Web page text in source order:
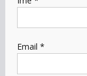
Email *